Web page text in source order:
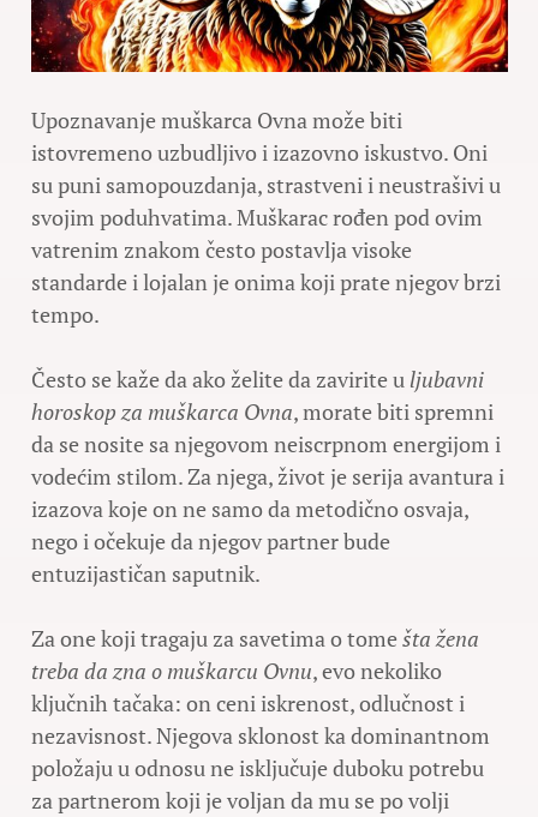
Upoznavanje muškarca Ovna može biti
istovremeno uzbudljivo i izazovno iskustvo. Oni
su puni samopouzdanja, strastveni i neustrašivi u
svojim poduhvatima. Muškarac rođen pod ovim
vatrenim znakom često postavlja visoke
standarde i lojalan je onima koji prate njegov brzi
tempo.
Često se kaže da ako želite da zavirite u ljubavni
horoskop za muškarca Ovna, morate biti spremni
da se nosite sa njegovom neiscrpnom energijom i
vodećim stilom. Za njega, život je serija avantura i
izazova koje on ne samo da metodično osvaja,
nego i očekuje da njegov partner bude
entuzijastičan saputnik.
Za one koji tragaju za savetima o tomešta žena
treba da zna o muškarcu Ovnu, evo nekoliko
ključnih tačaka: on ceni iskrenost, odlučnost i
nezavisnost. Njegova sklonost ka dominantnom
položaju u odnosu ne isključuje duboku potrebu
za partnerom koji je voljan da mu se po volji